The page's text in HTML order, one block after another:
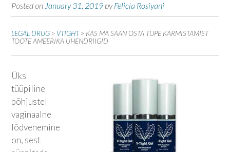
Posted on January 31, 2019 byFelicia Rosiyani
LEGAL DRUG > VTIGHT > KAS MA SAAN OSTA TUPE KARMISTAMIST
TOOTE AMEERIKA ÜHENDRIIGID
Üks
tüüpiline
põhjustel
vaginaalne
lõdvenemine
on, sest